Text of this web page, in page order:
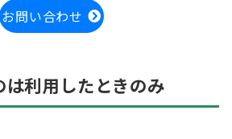
お問い合わせ
利用したときのみ